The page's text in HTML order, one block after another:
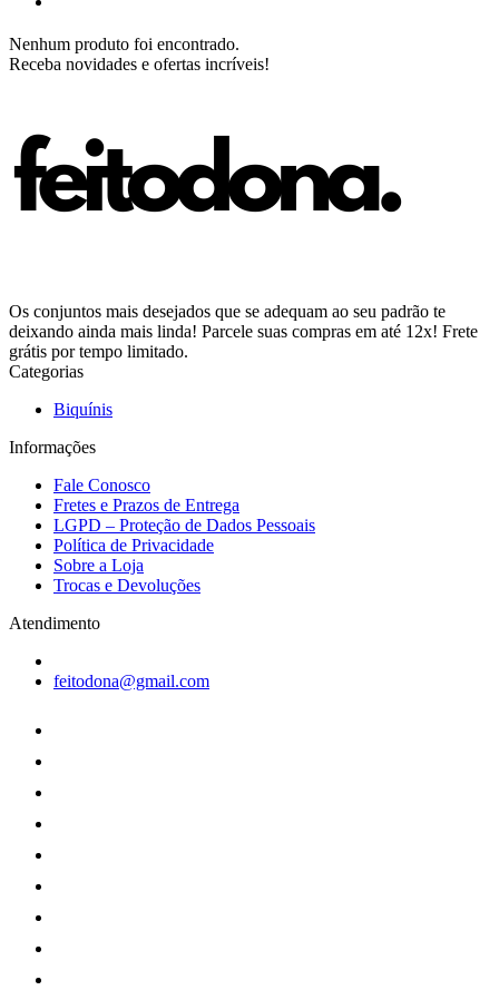
Nenhum produto foi encontrado.
Receba novidades e ofertas incríveis!
Os conjuntos mais desejados que se adequam ao seu padrão te
deixando ainda mais linda! Parcele suas compras em até 12x! Frete
grátis por tempo limitado.
Categorias
Biquínis
Informações
Fale Conosco
Fretes e Prazos de Entrega
LGPD – Proteção de Dados Pessoais
Política de Privacidade
Sobre a Loja
Trocas e Devoluções
Atendimento
feitodona@gmail.com